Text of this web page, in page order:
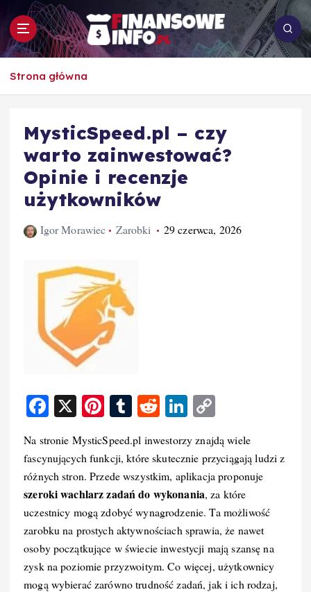
p
To i owo o rachunkowości, pracy, biznesie i
Strona główna
MysticSpeed.pl – czy
warto zainwestować?
Opinie i recenzje
użytkowników
Igor Morawiec Zarobki 29 czerwca, 2026
F
c
e
b
o
o
k
X
Pi
er
e
st
T
m
bl
r
R
d
di
t
Li
k
e
d
I
n
p
y
Li
n
k
Na stronie MysticSpeed.pl inwestorzy znajdą wiele
fascynujących funkcji, które skutecznie przyciągają ludzi z
różnych stron. Przede wszystkim, aplikacja proponuje
szeroki wachlarz zadań do wykonania, za które
uczestnicy mogą zdobyć wynagrodzenie. Ta możliwość
zarobku na prostych aktywnościach sprawia, że nawet
osoby początkujące w świecie inwestycji mają szansę na
zysk na poziomie przyzwoitym. Co więcej, użytkownicy
mogą wybierać zarówno trudność zadań, jak i ich rodzaj,